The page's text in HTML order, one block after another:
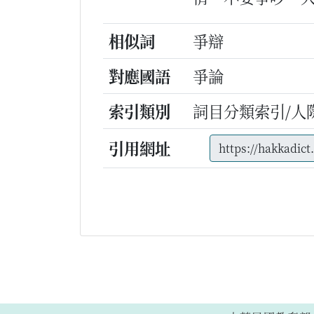
相似詞
爭辯
對應國語
爭論
索引類別
詞目分類索引/人
引用網址